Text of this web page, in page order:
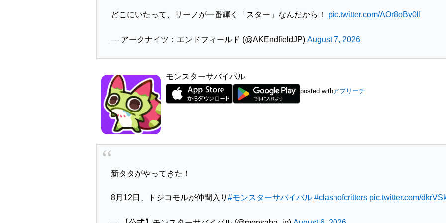
どこにいたって、リーノが一番輝く「スター」なんだから！ pic.twitter.com/AOr8oBv0lI
— アークナイツ：エンドフィールド (@AKEndfieldJP) August 7, 2026
モンスターサバイバル
posted withアプリーチ
新タタがやってきた！
8月12日、トジコモルが仲間入り #モンスターサバイバル #clashofcritters pic.twitter.com/